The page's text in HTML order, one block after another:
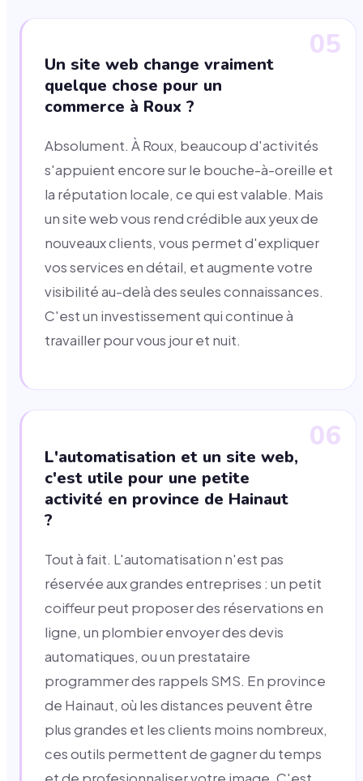
05
Un site web change vraiment
quelque chose pour un
commerce à Roux ?
Absolument. À Roux, beaucoup d'activités
s'appuient encore sur le bouche-à-oreille et
la réputation locale, ce qui est valable. Mais
un site web vous rend crédible aux yeux de
nouveaux clients, vous permet d'expliquer
vos services en détail, et augmente votre
visibilité au-delà des seules connaissances.
C'est un investissement qui continue à
travailler pour vous jour et nuit.
06
L'automatisation et un site web,
c'est utile pour une petite
activité en province de Hainaut
?
Tout à fait. L'automatisation n'est pas
réservée aux grandes entreprises : un petit
coiffeur peut proposer des réservations en
ligne, un plombier envoyer des devis
automatiques, ou un prestataire
programmer des rappels SMS. En province
de Hainaut, où les distances peuvent être
plus grandes et les clients moins nombreux,
ces outils permettent de gagner du temps